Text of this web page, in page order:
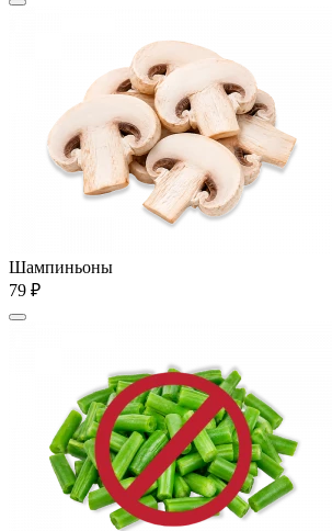
Шампиньоны
79 ₽